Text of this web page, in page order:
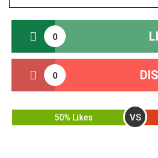
0
0
50% Likes VS